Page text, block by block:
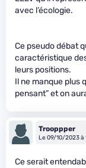
avec l’écologie.
Ce pseudo débat
caractéristique
leurs positions.
Il ne manque plus
pensant” et on
Trooppper
Le 09/10/2023 à
Ce serait